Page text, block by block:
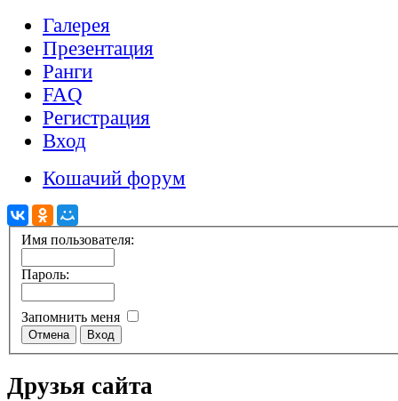
Галерея
Презентация
Ранги
FAQ
Регистрация
Вход
Кошачий форум
Имя пользователя:
Пароль:
Запомнить меня
Друзья сайта